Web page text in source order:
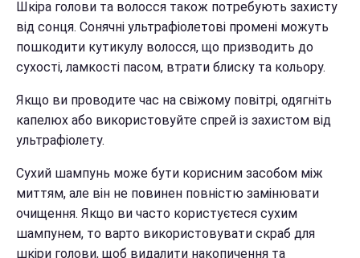
Шкіра голови та волосся також потребують захисту
від сонця. Сонячні ультрафіолетові промені можуть
пошкодити кутикулу волосся, що призводить до
сухості, ламкості пасом, втрати блиску та кольору.
Якщо ви проводите час на свіжому повітрі, одягніть
капелюх або використовуйте спрей із захистом від
ультрафіолету.
Сухий шампунь може бути корисним засобом між
миттям, але він не повинен повністю замінювати
очищення. Якщо ви часто користуєтеся сухим
шампунем, то варто використовувати скраб для
шкіри голови, щоб видалити накопичення та